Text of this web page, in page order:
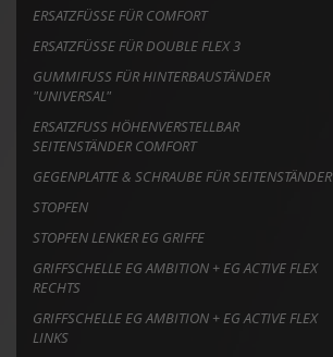
ERSATZFÜSSE FÜR COMFORT
ERSATZFÜSSE FÜR DOUBLE FLEX 3
GUMMIFUSS FÜR HINTERBAUSTÄNDER "
UNIVERSAL"
ERSATZFUSS HÖHENVERSTELLBAR S
EITENSTÄNDER COMFORT
GEGENPLATTE & SCHRAUBE FÜR SEITENSTÄNDER
STOPFEN
STOPFEN LENKER EG GRIFFE
GRIFFSCHELLE EG AMBITION + EG ACTIVE FLEX
RECHTS
GRIFFSCHELLE EG AMBITION + EG ACTIVE FLEX
LINKS